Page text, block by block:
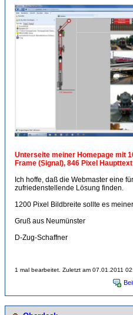
Unterseite meiner Homepage mit
Frame (Signal), 846 Pixel
Ich hoffe, daß die Webmaster eine
zufriedenstellende Lösung finden.
1200 Pixel Bildbreite sollte es
Gruß aus Neumünster
D-Zug-Schaffner
1 mal bearbeitet. Zuletzt am 07.01.2011